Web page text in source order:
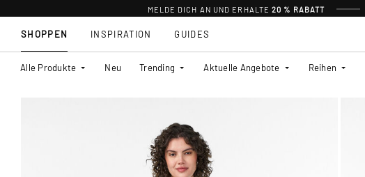
MELDE DICH AN UND ERHALTE20 % RABATT
SHOPPEN
Alle Produkte Neu Trending Aktuelle Angebote Reihen
INSPIRATION GUIDES